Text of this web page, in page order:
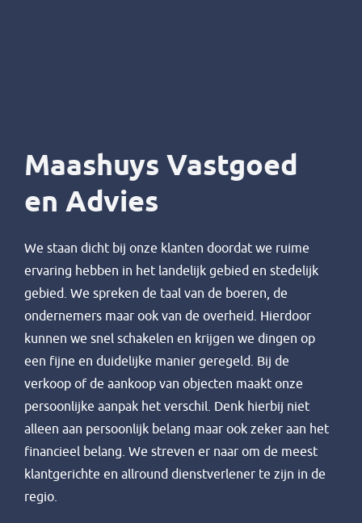
Maashuys Vastgoed
en Advies
We staan dicht bij onze klanten doordat we ruime
ervaring hebben in het landelijk gebied en stedelijk
gebied. We spreken de taal van de boeren, de
ondernemers maar ook van de overheid. Hierdoor
kunnen we snel schakelen en krijgen we dingen op
een fijne en duidelijke manier geregeld. Bij de
verkoop of de aankoop van objecten maakt onze
persoonlijke aanpak het verschil. Denk hierbij niet
alleen aan persoonlijk belang maar ook zeker aan het
financieel belang. We streven er naar om de meest
klantgerichte en allround dienstverlener te zijn in de
regio.